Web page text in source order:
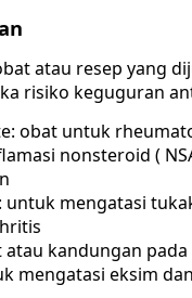
atau resep yang
risiko keguguran
obat untuk
nonsteroid (
mengatasi
atau kandungan
mengatasi eksim